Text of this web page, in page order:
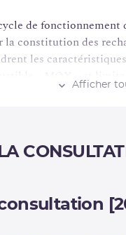
Afficher
de fonctionnement
constitution des
les
« MOX » et
à ne pas pouvoir
les possibilités
les réacteurs de 900
Cette
concernées
et
de l’ASN.